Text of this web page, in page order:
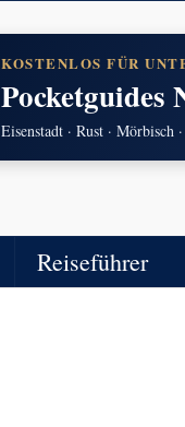
KOSTENLOS FÜR
Pocketguides
Eisenstadt · Rust · Mörbisch
Reiseführer